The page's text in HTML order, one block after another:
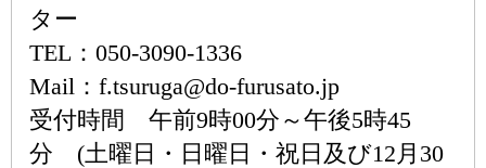
ター
TEL：050-3090-1336
Mail：f.tsuruga@do-furusato.jp
受付時間 午前9時00分～午後5時45
分 (土曜日・日曜日・祝日及び12月30